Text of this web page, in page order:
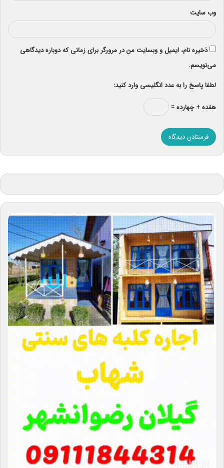
وب‌ سایت
ذخیره نام، ایمیل و وبسایت من در مرورگر برای زمانی که دوباره دیدگاهی
می‌نویسم.
لطفا پاسخ را به عدد انگلیسی وارد کنید:
هفده + چهارده =